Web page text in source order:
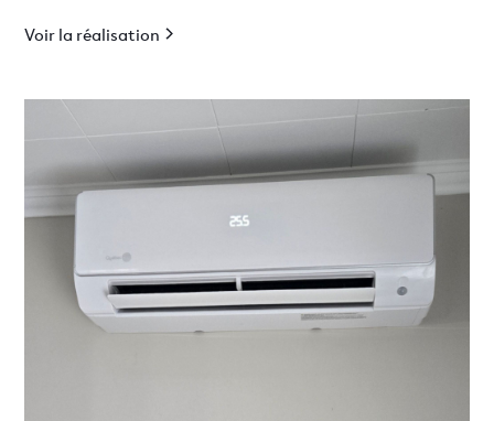
Voir la réalisation